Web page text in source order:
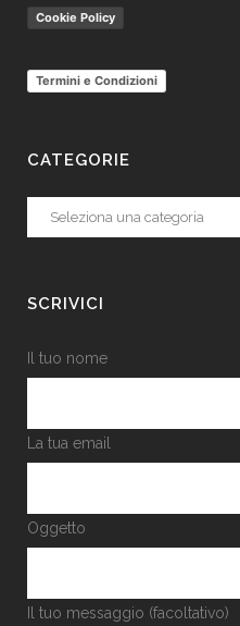
Cookie Policy
Termini e Condizioni
CATEGORIE
Categorie
SCRIVICI
Il tuo nome
La tua email
Oggetto
Il tuo messaggio (facoltativo)